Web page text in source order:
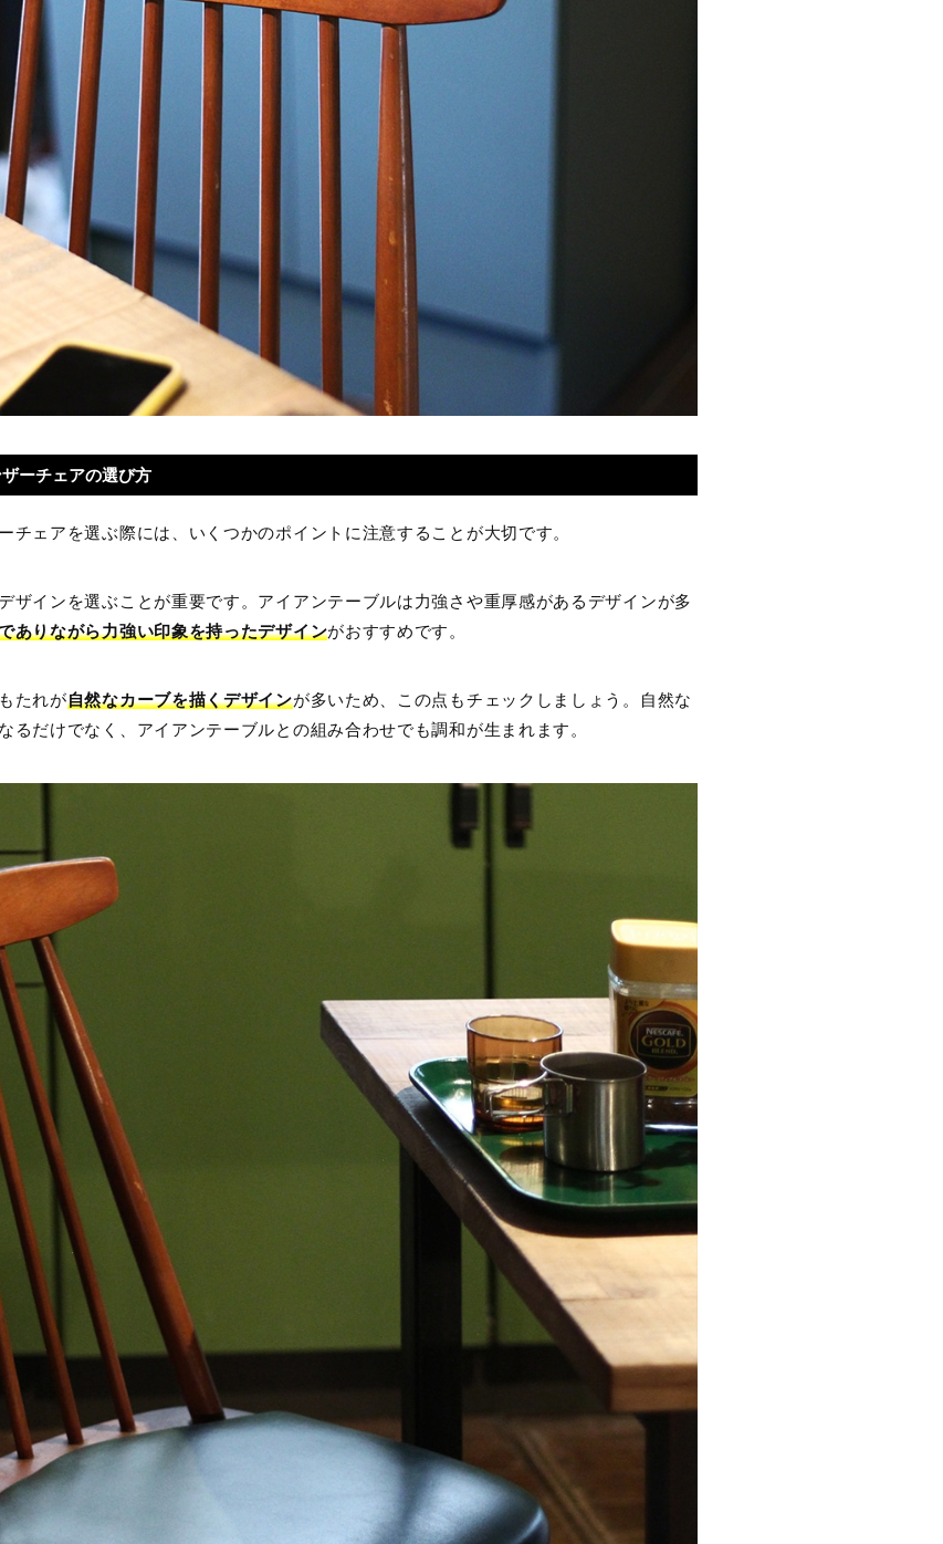
ーチェアの選び方
チェアを選ぶ際には、いくつかのポイントに注意することが大切です。
ザインを選ぶことが重要です。アイアンテーブルは力強さや重厚感があるデザインが多
ありながら力強い印象を持ったデザインがおすすめです。
たれが自然なカーブを描くデザインが多いため、この点もチェックしましょう。自然な
るだけでなく、アイアンテーブルとの組み合わせでも調和が生まれます。